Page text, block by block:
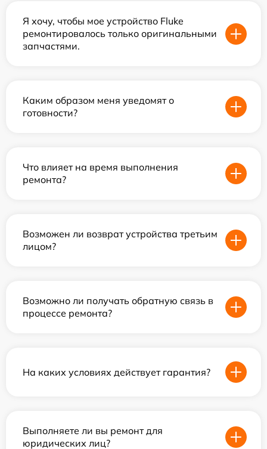
Я хочу, чтобы мое устройство Fluke
ремонтировалось только оригинальными
запчастями.
Каким образом меня уведомят о
готовности?
Что влияет на время выполнения
ремонта?
Возможен ли возврат устройства третьим
лицом?
Возможно ли получать обратную связь в
процессе ремонта?
На каких условиях действует гарантия?
Выполняете ли вы ремонт для
юридических лиц?